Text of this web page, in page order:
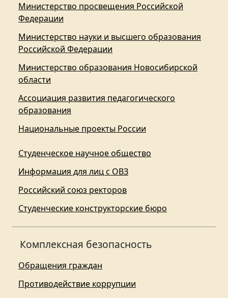
Министерство просвещения Российской
Федерации
Министерство науки и высшего образования
Российской Федерации
Министерство образования Новосибирской
области
Ассоциация развития педагогического
образования
Национальные проекты России
Студенческое научное общество
Информация для лиц с ОВЗ
Российский союз ректоров
Студенческие конструкторские бюро
Комплексная безопасность
Обращения граждан
Противодействие коррупции